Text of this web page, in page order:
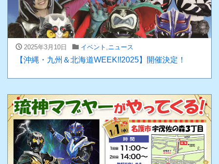
2025年3月10日 イベント ,ニュース
【沖縄・九州＆北海道WEEK!!2025】開催決定！